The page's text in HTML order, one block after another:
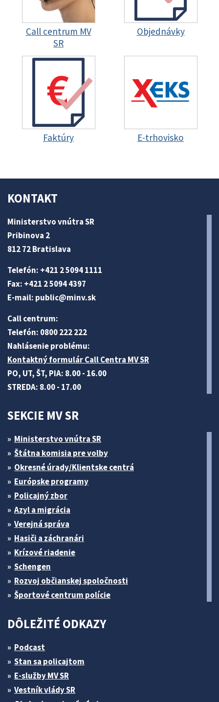
Call centrum MV
SR
Objednávky
Faktúry E-trhovisko
KONTAKT
Ministerstvo vnútra SR
Pribinova 2
812 72 Bratislava
Telefón: +421 2 5094 1111
Fax: +421 2 5094 4397
E-mail: public@minv.sk
Call centrum:
Telefón: 0800 222 222
Nahlásenie problému:
Kontaktný formulár Call Centra MV SR
PO, UT, ŠT, PIA: 8.00 - 16.00
STREDA: 8.00 - 17.00
SEKCIE MV SR
Ministerstvo vnútra SR
Štátna komisia pre volby
Okresné úrady/Klientske centrá
Európske programy
Policajný zbor
Azyl a migrácia
Verejná správa
Hasiči a záchranári
Krízové riadenie
Schengen
Rozvoj občianskej spoločnosti
Športové centrum polície
DÔLEŽITÉ ODKAZY
Podcast
Stan sa policajtom
E-služby MV SR
Vestník vlády SR